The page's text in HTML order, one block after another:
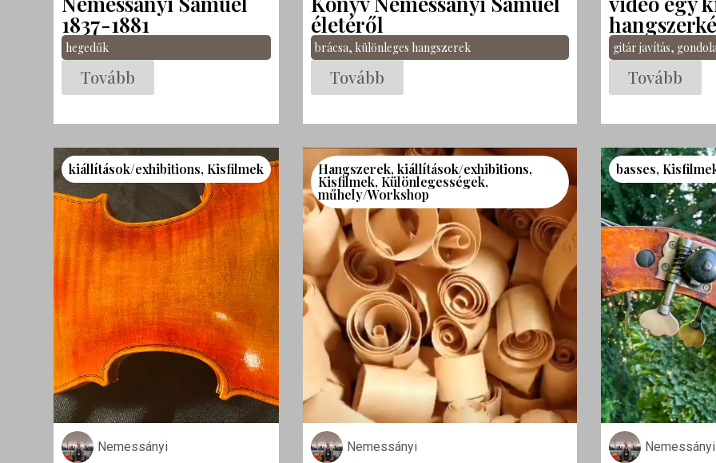
1837-1881
hegedűk
Tovább
életéről
brácsa, különleges hangszerek
Tovább
gitár javítás,
Tovább
kiállítások/exhibitions, Kisfilmek
Nemessányi
Hangszerek,kiállítások/exhibitions,
Kisfilmek, Különlegességek,
műhely/Workshop
Nemessányi
basses,
Nemessányi